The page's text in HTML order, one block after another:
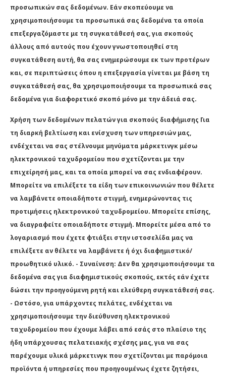
προσωπικών σας δεδομένων. Εάν σκοπεύουμε να
χρησιμοποιήσουμε τα προσωπικά σας δεδομένα τα οποία
επεξεργαζόμαστε με τη συγκατάθεσή σας, για σκοπούς
άλλους από αυτούς που έχουν γνωστοποιηθεί στη
συγκατάθεση αυτή, θα σας ενημερώσουμε εκ των προτέρων
και, σε περιπτώσεις όπου η επεξεργασία γίνεται με βάση τη
συγκατάθεσή σας, θα χρησιμοποιήσουμε τα προσωπικά σας
δεδομένα για διαφορετικό σκοπό μόνο με την άδειά σας.
Χρήση των δεδομένων πελατών για σκοπούς διαφήμισης Για
τη διαρκή βελτίωση και ενίσχυση των υπηρεσιών μας,
ενδέχεται να σας στέλνουμε μηνύματα μάρκετινγκ μέσω
ηλεκτρονικού ταχυδρομείου που σχετίζονται με την
επιχείρησή μας, και τα οποία μπορεί να σας ενδιαφέρουν.
Μπορείτε να επιλέξετε τα είδη των επικοινωνιών που θέλετε
να λαμβάνετε οποιαδήποτε στιγμή, ενημερώνοντας τις
προτιμήσεις ηλεκτρονικού ταχυδρομείου. Μπορείτε επίσης,
να διαγραφείτε οποιαδήποτε στιγμή. Μπορείτε μέσα από το
λογαριασμό που έχετε φτιάξει στην ιστοσελίδα μας να
επιλέξετε αν θέλετε να λαμβάνετε ή όχι διαφημιστικό/
προωθητικό υλικό. - Συναίνεση: Δεν θα χρησιμοποιήσουμε τα
δεδομένα σας για διαφημιστικούς σκοπούς, εκτός εάν έχετε
δώσει την προηγούμενη ρητή και ελεύθερη συγκατάθεσή σας.
- Ωστόσο, για υπάρχοντες πελάτες, ενδέχεται να
χρησιμοποιήσουμε την διεύθυνση ηλεκτρονικού
ταχυδρομείου που έχουμε λάβει από εσάς στο πλαίσιο της
ήδη υπάρχουσας πελατειακής σχέσης μας, για να σας
παρέχουμε υλικά μάρκετινγκ που σχετίζονται με παρόμοια
προϊόντα ή υπηρεσίες που προηγουμένως έχετε ζητήσει,